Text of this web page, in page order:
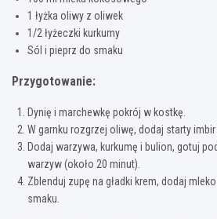
1 łyżka oliwy z oliwek
1/2 łyżeczki kurkumy
Sól i pieprz do smaku
Przygotowanie:
Dynię i marchewkę pokrój w kostkę.
W garnku rozgrzej oliwę, dodaj starty imbir
Dodaj warzywa, kurkumę i bulion, gotuj
warzyw (około 20 minut).
Zblenduj zupę na gładki krem, dodaj
smaku.